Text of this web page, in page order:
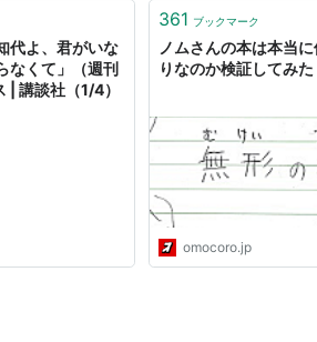
けどこういうことを喋りたが…
代よ、君がいな
なくて」（週刊
| 講談社（1/4）
361 ブックマーク
ノムさんの本は本当
りなのか検証してみ
omocoro.jp